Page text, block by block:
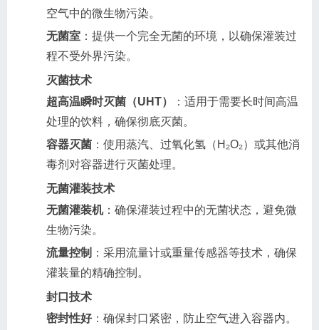
空气中的微生物污染。
无菌室 ：提供一个完全无菌的环境，以确保灌装过
程不受外界污染。
灭菌技术
超高温瞬时灭菌（UHT）
：适用于需要长时间高温
处理的饮料，确保彻底灭菌。
容器灭菌 ：使用蒸汽、过氧化氢（H₂O₂）或其他消
毒剂对容器进行灭菌处理。
无菌灌装技术
无菌灌装机：确保灌装过程中的无菌状态，避免微
生物污染。
流量控制 ：采用流量计或重量传感器等技术，确保
灌装量的精确控制。
封口技术
密封性好：确保封口紧密，防止空气进入容器内。